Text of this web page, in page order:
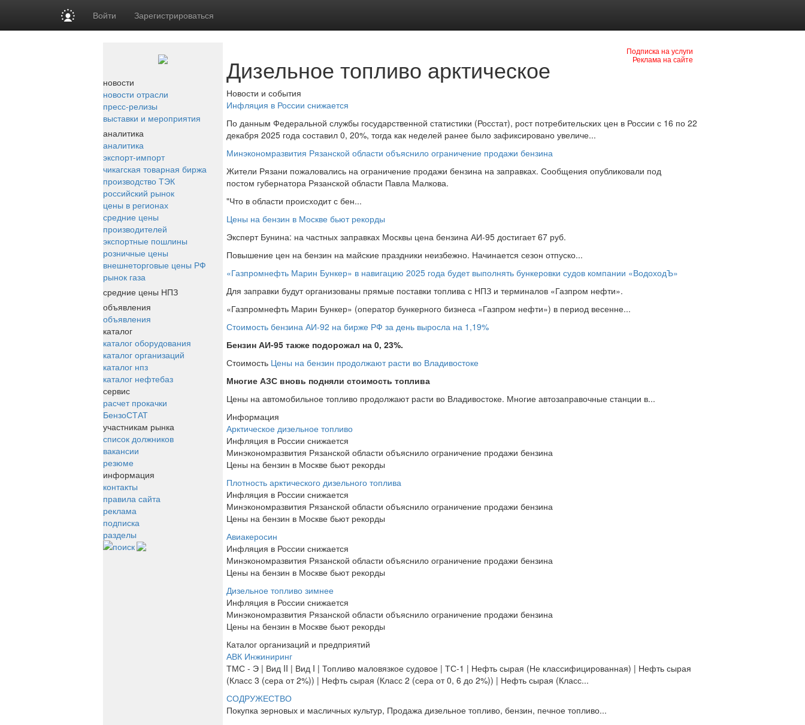
Войти Зарегистрироваться
новости
новости отрасли
пресс-релизы
выставки и мероприятия
аналитика
аналитика
экспорт-импорт
чикагская товарная биржа
производство ТЭК
российский рынок
цены в регионах
средние цены
производителей
экспортные пошлины
розничные цены
внешнеторговые цены РФ
рынок газа
средние цены НПЗ
объявления
объявления
каталог
каталог оборудования
каталог организаций
каталог нпз
каталог нефтебаз
сервис
расчет прокачки
БензоСТАТ
участникам рынка
список должников
вакансии
резюме
информация
контакты
правила сайта
реклама
подписка
разделы
поиск
Подписка на услуги
Реклама на сайте
Дизельное топливо арктическое
Новости и события
Инфляция в России снижается
По данным Федеральной службы государственной статистики (Росстат), рост потребительских цен в России с 16 по 22
декабря 2025 года составил 0, 20%, тогда как неделей ранее было зафиксировано увеличе...
Минэкономразвития Рязанской области объяснило ограничение продажи бензина
Жители Рязани пожаловались на ограничение продажи бензина на заправках. Сообщения опубликовали под
постом губернатора Рязанской области Павла Малкова.
"Что в области происходит с бен...
Цены на бензин в Москве бьют рекорды
Эксперт Бунина: на частных заправках Москвы цена бензина АИ-95 достигает 67 руб.
Повышение цен на бензин на майские праздники неизбежно. Начинается сезон отпуско...
«Газпромнефть Марин Бункер» в навигацию 2025 года будет выполнять бункеровки судов компании «ВодоходЪ»
Для заправки будут организованы прямые поставки топлива с НПЗ и терминалов «Газпром нефти».
«Газпромнефть Марин Бункер» (оператор бункерного бизнеса «Газпром нефти») в период весенне...
Стоимость бензина АИ-92 на бирже РФ за день выросла на 1,19%
Бензин АИ-95 также подорожал на 0, 23%.
Стоимость Цены на бензин продолжают расти во Владивостоке
Многие АЗС вновь подняли стоимость топлива
Цены на автомобильное топливо продолжают расти во Владивостоке. Многие автозаправочные станции в...
Информация
Арктическое дизельное топливо
Инфляция в России снижается
Минэкономразвития Рязанской области объяснило ограничение продажи бензина
Цены на бензин в Москве бьют рекорды
Плотность арктического дизельного топлива
Инфляция в России снижается
Минэкономразвития Рязанской области объяснило ограничение продажи бензина
Цены на бензин в Москве бьют рекорды
Авиакеросин
Инфляция в России снижается
Минэкономразвития Рязанской области объяснило ограничение продажи бензина
Цены на бензин в Москве бьют рекорды
Дизельное топливо зимнее
Инфляция в России снижается
Минэкономразвития Рязанской области объяснило ограничение продажи бензина
Цены на бензин в Москве бьют рекорды
Каталог организаций и предприятий
АВК Инжиниринг
ТМС - Э | Вид II | Вид I | Топливо маловязкое судовое | ТС-1 | Нефть сырая (Не классифицированная) | Нефть сырая
(Класс 3 (сера от 2%)) | Нефть сырая (Класс 2 (сера от 0, 6 до 2%)) | Нефть сырая (Класс...
СОДРУЖЕСТВО
Покупка зерновых и масличных культур, Продажа дизельное топливо, бензин, печное топливо...